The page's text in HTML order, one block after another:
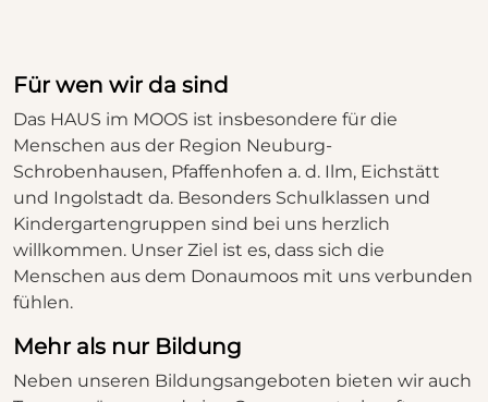
Für wen wir da sind
Das HAUS im MOOS ist insbesondere für die
Menschen aus der Region Neuburg-
Schrobenhausen, Pfaffenhofen a. d. Ilm, Eichstätt
und Ingolstadt da. Besonders Schulklassen und
Kindergartengruppen sind bei uns herzlich
willkommen. Unser Ziel ist es, dass sich die
Menschen aus dem Donaumoos mit uns verbunden
fühlen.
Mehr als nur Bildung
Neben unseren Bildungsangeboten bieten wir auch